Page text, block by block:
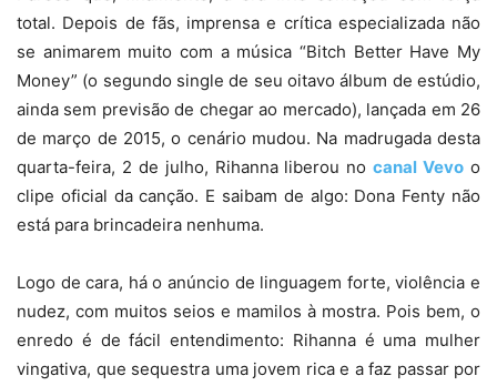
total. Depois de fãs, imprensa e crítica especializada não
se animarem muito com a música “Bitch Better Have My
Money” (o segundo single de seu oitavo álbum de estúdio,
ainda sem previsão de chegar ao mercado), lançada em 26
de março de 2015, o cenário mudou. Na madrugada desta
quarta-feira, 2 de julho, Rihanna liberou nocanal Vevo o
clipe oficial da canção. E saibam de algo: Dona Fenty não
está para brincadeira nenhuma.
Logo de cara, há o anúncio de linguagem forte, violência e
nudez, com muitos seios e mamilos à mostra. Pois bem, o
enredo é de fácil entendimento: Rihanna é uma mulher
vingativa, que sequestra uma jovem rica e a faz passar por